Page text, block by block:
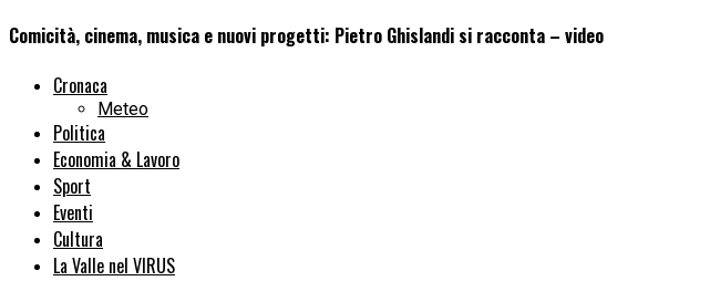
Comicità, cinema, musica e nuovi progetti: Pietro Ghislandi si racconta – video
Cronaca
Meteo
Politica
Economia & Lavoro
Sport
Eventi
Cultura
La Valle nel VIRUS